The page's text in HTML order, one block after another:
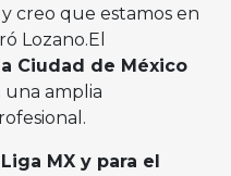
creo que estamos en
Lozano.El
Ciudad de México
una amplia
MX y para el